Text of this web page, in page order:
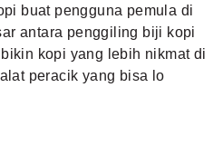
buat pengguna pemula di
antara penggiling biji kopi
kopi yang lebih nikmat di
peracik yang bisa lo